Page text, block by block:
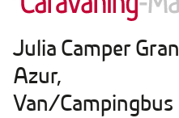
Julia Camper Gran
Azur,
Van/Campingbus